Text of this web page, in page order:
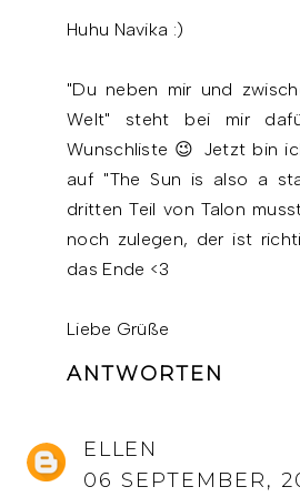
Huhu Navika :)
"Du neben mir und
Welt" steht bei mir
Wunschliste 😉 Jetzt bin
auf "The Sun is also a
dritten Teil von Talon
noch zulegen, der ist
das Ende <3
Liebe Grüße
ANTWORTEN
ELLEN
06 SEPTEMBER,